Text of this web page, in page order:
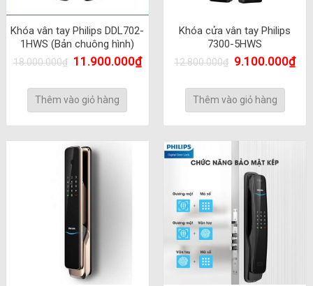
Khóa vân tay Philips DDL702-
1HWS (Bản chuông hình)
18.000.000₫ 11.900.000₫
Thêm vào giỏ hàng
Khóa cửa vân tay Philips
7300-5HWS
12.800.000₫ 9.100.000₫
Thêm vào giỏ hàng